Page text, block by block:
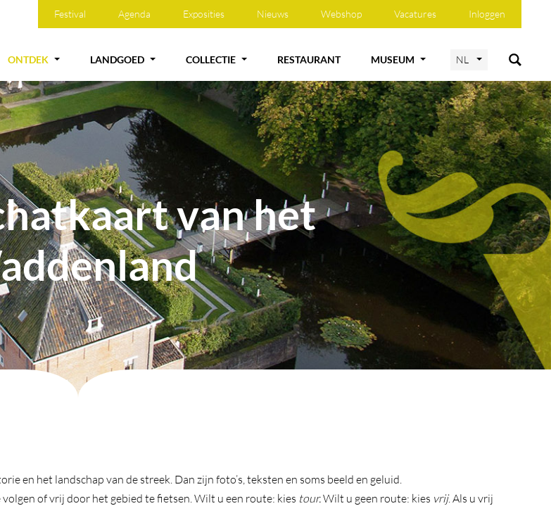
Festival Agenda Exposities Nieuws Webshop Vacatures Inloggen
ONTDEK LANDGOED COLLECTIE RESTAURANT MUSEUM NL
van het
en het landschap van de streek. Dan zijn foto’s, teksten en soms beeld en geluid.
of vrij door het gebied te fietsen. Wilt u een route: kies tour.Wilt u geen route: kies vrij. Als u vrij